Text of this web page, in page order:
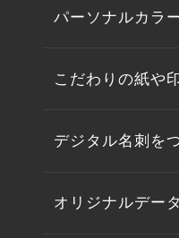
パーソナルカラ
こだわりの紙や
デジタル名刺を
オリジナルデー